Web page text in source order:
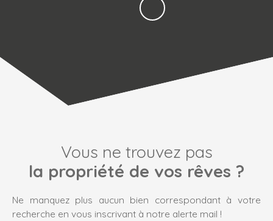
Vous ne trouvez pas
la propriété de vos rêves ?
Ne manquez plus aucun bien correspondant à votre
recherche en vous inscrivant à notre alerte mail !